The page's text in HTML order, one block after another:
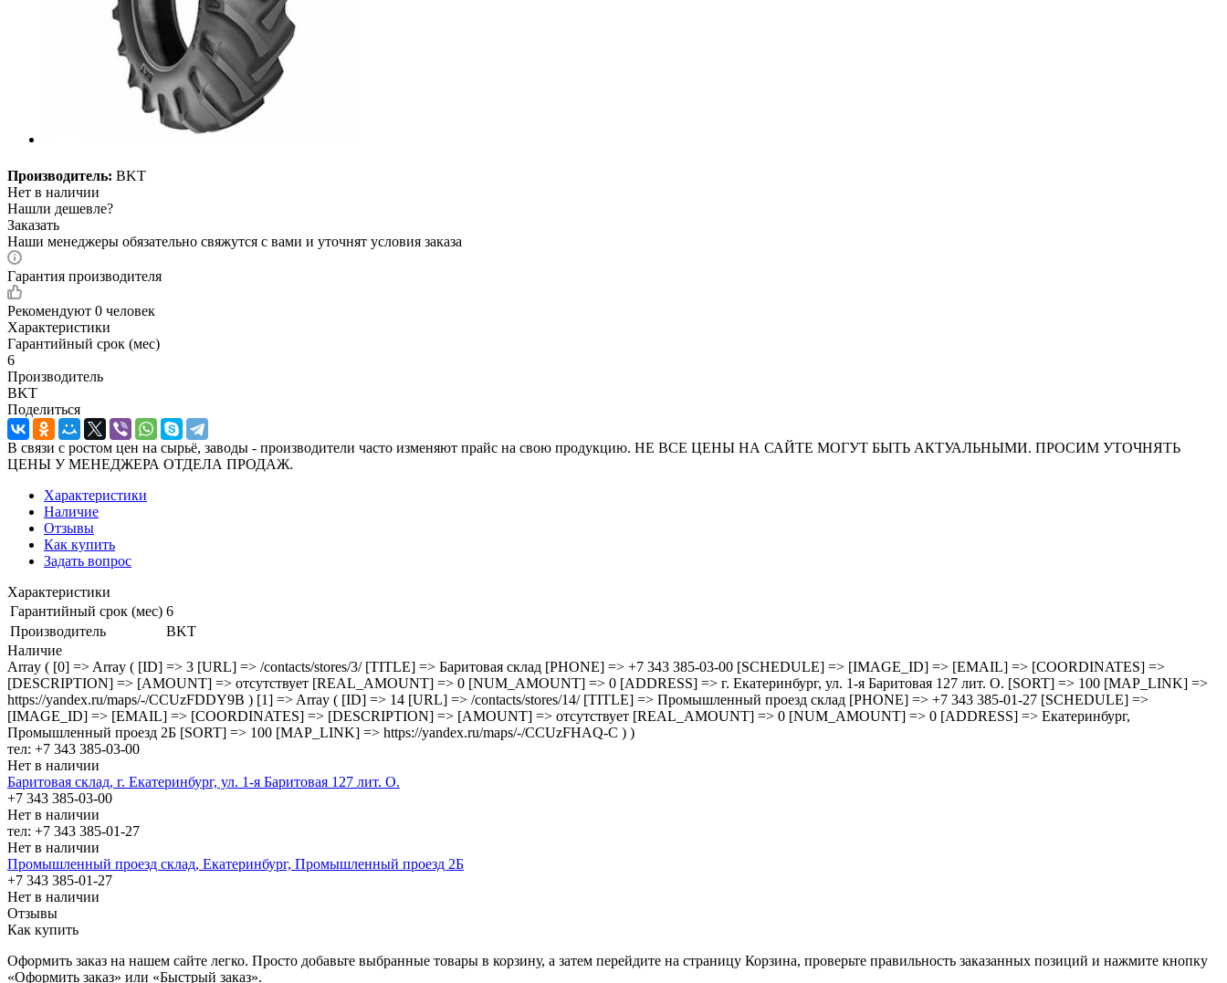
Производитель: BKT
Нет в наличии
Нашли дешевле?
Заказать
Наши менеджеры обязательно свяжутся с вами и уточнят условия заказа
Гарантия производителя
Рекомендуют 0 человек
Характеристики
Гарантийный срок (мес)
6
Производитель
BKT
Поделиться
В связи с ростом цен на сырьё, заводы - производители часто изменяют прайс на свою продукцию. НЕ ВСЕ ЦЕНЫ НА САЙТЕ МОГУТ БЫТЬ АКТУАЛЬНЫМИ. ПРОСИМ УТОЧНЯТЬ
ЦЕНЫ У МЕНЕДЖЕРА ОТДЕЛА ПРОДАЖ.
Характеристики
Наличие
Отзывы
Как купить
Задать вопрос
Характеристики
Гарантийный срок (мес) 6
Производитель
BKT
Наличие
Array ( [0] => Array ( [ID] => 3 [URL] => /contacts/stores/3/ [TITLE] => Баритовая склад [PHONE] => +7 343 385-03-00 [SCHEDULE] => [IMAGE_ID] => [EMAIL] => [COORDINATES] =>
[DESCRIPTION] => [AMOUNT] => отсутствует [REAL_AMOUNT] => 0 [NUM_AMOUNT] => 0 [ADDRESS] => г. Екатеринбург, ул. 1-я Баритовая 127 лит. О. [SORT] => 100 [MAP_LINK] =>
https://yandex.ru/maps/-/CCUzFDDY9B ) [1] => Array ( [ID] => 14 [URL] => /contacts/stores/14/ [TITLE] => Промышленный проезд cклад [PHONE] => +7 343 385-01-27 [SCHEDULE] =>
[IMAGE_ID] => [EMAIL] => [COORDINATES] => [DESCRIPTION] => [AMOUNT] => отсутствует [REAL_AMOUNT] => 0 [NUM_AMOUNT] => 0 [ADDRESS] => Екатеринбург,
Промышленный проезд 2Б [SORT] => 100 [MAP_LINK] => https://yandex.ru/maps/-/CCUzFHAQ-C ) )
тел: +7 343 385-03-00
Нет в наличии
Баритовая склад, г. Екатеринбург, ул. 1-я Баритовая 127 лит. О.
+7 343 385-03-00
Нет в наличии
тел: +7 343 385-01-27
Нет в наличии
Промышленный проезд cклад, Екатеринбург, Промышленный проезд 2Б
+7 343 385-01-27
Нет в наличии
Отзывы
Как купить
Оформить заказ на нашем сайте легко. Просто добавьте выбранные товары в корзину, а затем перейдите на страницу Корзина, проверьте правильность заказанных позиций и нажмите кнопку
«Оформить заказ» или «Быстрый заказ».